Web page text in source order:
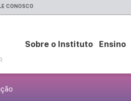
CONOSCO
Sobre o Instituto Ensino